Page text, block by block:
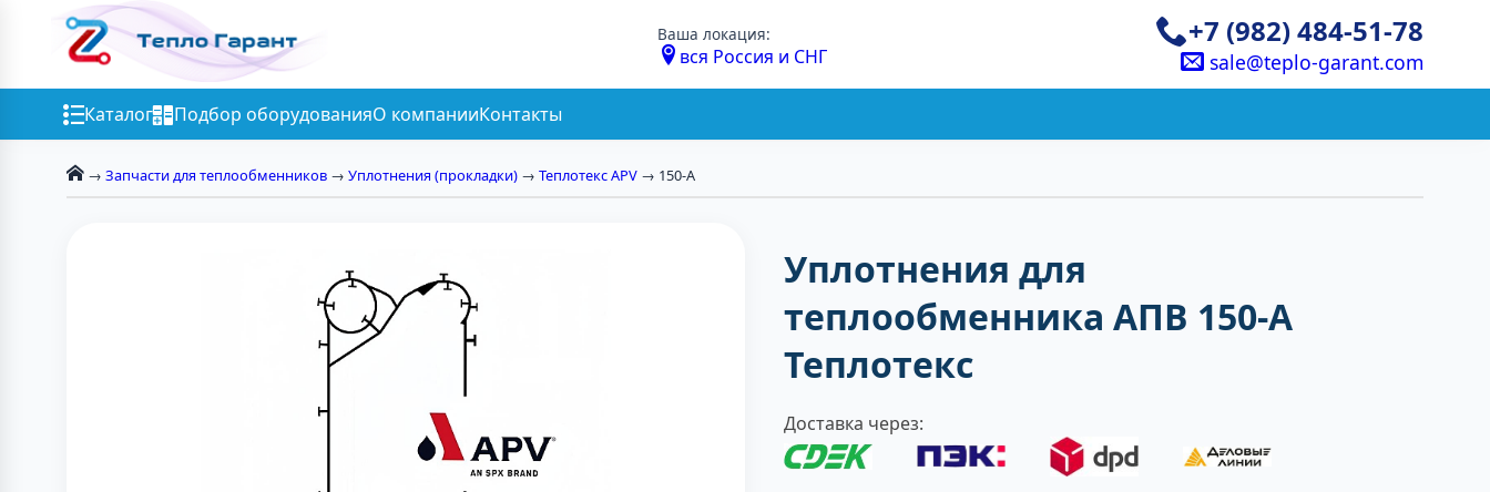
Ваша локация:
вся Россия и СНГ
+7 (982) 484-51-78
sale@teplo-garant.com
Каталог Подбор оборудованияО компанииКонтакты
→ Запчасти для теплообменников → Уплотнения (прокладки) → Теплотекс APV → 150-А
Уплотнения для
теплообменника АПВ 150-А
Теплотекc
Доставка через: